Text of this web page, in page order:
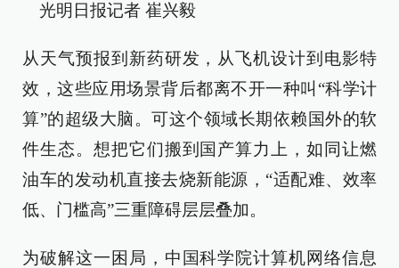
光明日报记者 崔兴毅
从天气预报到新药研发，从飞机设计到电影特
效，这些应用场景背后都离不开一种叫“科学计
算”的超级大脑。可这个领域长期依赖国外的软
件生态。想把它们搬到国产算力上，如同让燃
油车的发动机直接去烧新能源，“适配难、效率
低、门槛高”三重障碍层层叠加。
为破解这一困局，中国科学院计算机网络信息